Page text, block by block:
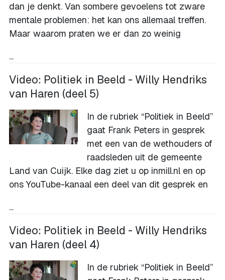
dan je denkt. Van sombere gevoelens tot zware
mentale problemen: het kan ons allemaal treffen.
Maar waarom praten we er dan zo weinig
...
Video: Politiek in Beeld - Willy Hendriks
van Haren (deel 5)
In de rubriek “Politiek in Beeld”
gaat Frank Peters in gesprek
met een van de wethouders of
raadsleden uit de gemeente
Land van Cuijk. Elke dag ziet u op inmill.nl en op
onsYouTube-kanaal een deel van dit gesprek en
...
Video: Politiek in Beeld - Willy Hendriks
van Haren (deel 4)
In de rubriek “Politiek in Beeld”